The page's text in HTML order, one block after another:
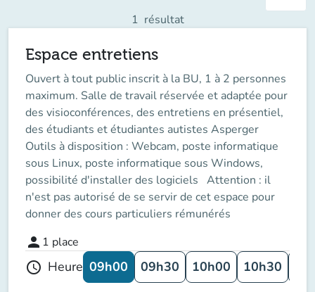
1 résultat
Espace entretiens
Ouvert à tout public inscrit à la BU, 1 à 2 personnes
maximum. Salle de travail réservée et adaptée pour
des visioconférences, des entretiens en présentiel,
des étudiants et étudiantes autistes Asperger
Outils à disposition : Webcam, poste informatique
sous Linux, poste informatique sous Windows,
possibilité d'installer des logiciels Attention : il
n'est pas autorisé de se servir de cet espace pour
donner des cours particuliers rémunérés
person 1 place
schedule Heure 09h00 09h30 10h00 10h30